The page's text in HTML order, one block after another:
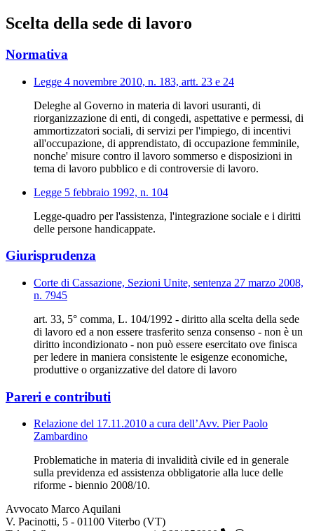
Scelta della sede di lavoro
Normativa
Legge 4 novembre 2010, n. 183, artt. 23 e 24
Deleghe al Governo in materia di lavori usuranti, di
riorganizzazione di enti, di congedi, aspettative e permessi, di
ammortizzatori sociali, di servizi per l'impiego, di incentivi
all'occupazione, di apprendistato, di occupazione femminile,
nonche' misure contro il lavoro sommerso e disposizioni in
tema di lavoro pubblico e di controversie di lavoro.
Legge 5 febbraio 1992, n. 104
Legge-quadro per l'assistenza, l'integrazione sociale e i diritti
delle persone handicappate.
Giurisprudenza
Corte di Cassazione, Sezioni Unite, sentenza 27 marzo 2008,
n. 7945
art. 33, 5° comma, L. 104/1992 - diritto alla scelta della sede
di lavoro ed a non essere trasferito senza consenso - non è un
diritto incondizionato - non può essere esercitato ove finisca
per ledere in maniera consistente le esigenze economiche,
produttive o organizzative del datore di lavoro
Pareri e contributi
Relazione del 17.11.2010 a cura dell’Avv. Pier Paolo
Zambardino
Problematiche in materia di invalidità civile ed in generale
sulla previdenza ed assistenza obbligatorie alla luce delle
riforme - biennio 2008/10.
Avvocato Marco Aquilani
V. Pacinotti, 5 - 01100 Viterbo (VT)